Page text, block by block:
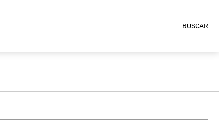
BUSCAR